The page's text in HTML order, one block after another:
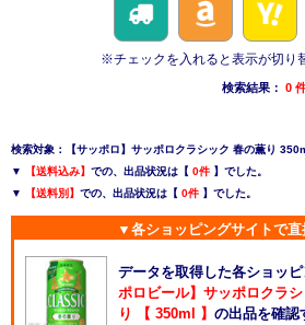
※チェックを入れると表示が切り
検索結果： 0
検索対象：【サッポロ】サッポロクラシック 春の薫り
▼
【送料込み】 での、出品状況は【 0件 】でした。
▼
【送料別】 での、出品状況は【 0件 】でした。
▼各ショッピングサイトで
データを取得した各ショッ
ポロビール】サッポロクラ
り 【 350ml 】 の出品を確認